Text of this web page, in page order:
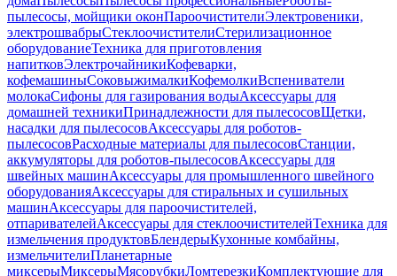
пылесосы, мойщики оконПароочистителиЭлектровеники,
электрошвабрыСтеклоочистителиСтерилизационное
оборудованиеТехника для приготовления
напитковЭлектрочайникиКофеварки,
кофемашиныСоковыжималкиКофемолкиВспениватели
молокаСифоны для газирования водыАксессуары для
домашней техникиПринадлежности для пылесосовЩетки,
насадки для пылесосовАксессуары для роботов-
пылесосовРасходные материалы для пылесосовСтанции,
аккумуляторы для роботов-пылесосовАксессуары для
швейных машинАксессуары для промышленного швейного
оборудованияАксессуары для стиральных и сушильных
машинАксессуары для пароочистителей,
отпаривателейАксессуары для стеклоочистителейТехника для
измельчения продуктовБлендерыКухонные комбайны,
измельчителиПланетарные
миксерыМиксерыМясорубкиЛомтерезкиКомплектующие для